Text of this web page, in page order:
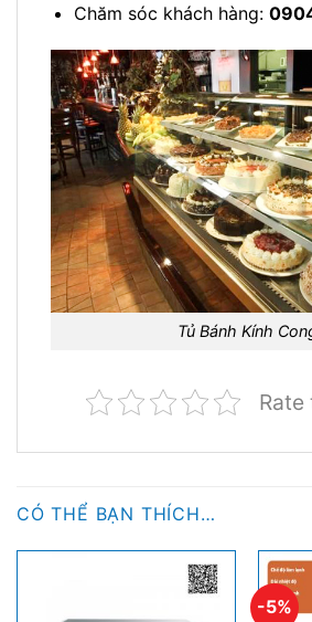
Chăm sóc khách hàng:
Tủ Bánh Kính
CÓ THỂ BẠN THÍCH…
-5%